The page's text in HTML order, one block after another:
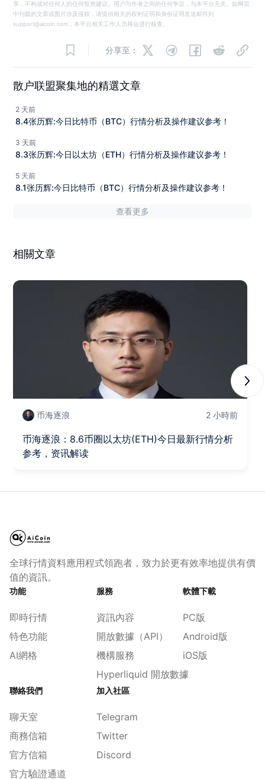
享，不构成对任何人的任何投资建议。用户与作者之间的任何争议，与本平台无关。如网页
中刊载的文章或图片涉及侵权，请提供相关的权利证明和身份证明发送邮件到
support@aicoin.com，本平台相关工作人员将会进行核查。
分享至：
散户联盟聚集地的精選文章
2 天前
8.4张历辉:今日比特币（BTC）行情分析及操作建议参考！
3 天前
8.3张历辉:今日以太坊（ETH）行情分析及操作建议参考！
5 天前
8.1张历辉:今日比特币（BTC）行情分析及操作建议参考！
查看更多
相關文章
币海逐浪 2 小時前
币海逐浪：8.6币圈以太坊(ETH)今日最新行情分析
参考，资讯解读
全球行情資料應用程式領跑者，致力於更有效率地提供有價
值的資訊。
功能
即時行情
特色功能
AI網格
服務
資訊內容
開放數據（API）
機構服務
Hyperliquid 開放數據
軟體下載
PC版
Android版
iOS版
聯絡我們
聊天室
商務信箱
官方信箱
官方驗證通道
加入社區
Telegram
Twitter
Discord